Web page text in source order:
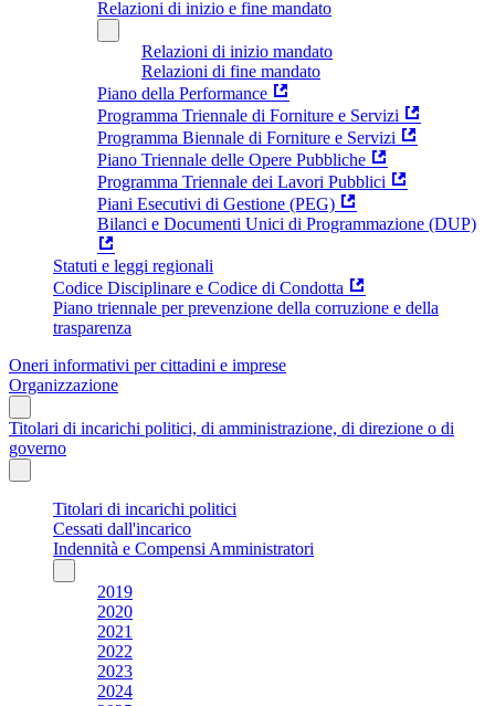
Relazioni di inizio e fine mandato
Relazioni di inizio mandato
Relazioni di fine mandato
Piano della Performance
Programma Triennale di Forniture e Servizi
Programma Biennale di Forniture e Servizi
Piano Triennale delle Opere Pubbliche
Programma Triennale dei Lavori Pubblici
Piani Esecutivi di Gestione (PEG)
Bilanci e Documenti Unici di Programmazione (DUP)
Statuti e leggi regionali
Codice Disciplinare e Codice di Condotta
Piano triennale per prevenzione della corruzione e della
trasparenza
Oneri informativi per cittadini e imprese
Organizzazione
Titolari di incarichi politici, di amministrazione, di direzione o di
governo
Titolari di incarichi politici
Cessati dall'incarico
Indennità e Compensi Amministratori
2019
2020
2021
2022
2023
2024